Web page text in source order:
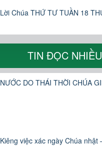
Lời Chúa THỨ TƯ TUẦN 18
TIN ĐỌC NHIỀU
NƯỚC DO THÁI THỜI CHÚA
Kiêng việc xác ngày Chúa nhật